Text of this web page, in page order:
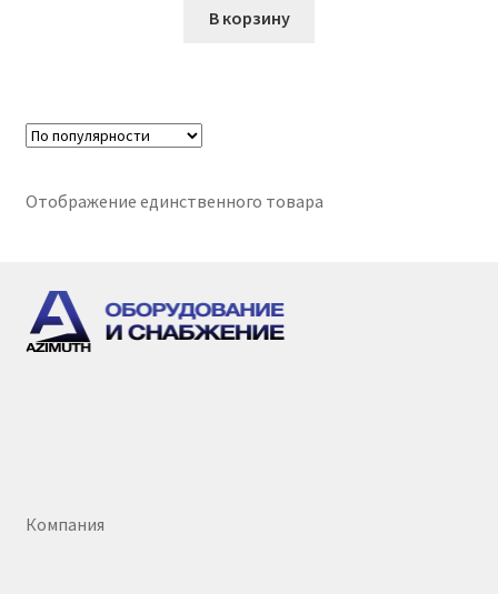
В корзину
Отображение единственного товара
Компания